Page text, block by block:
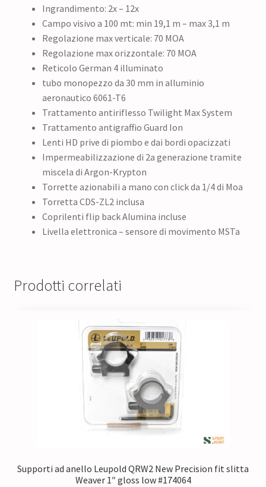
Ingrandimento: 2x – 12x
Campo visivo a 100 mt: min 19,1 m – max 3,1 m
Regolazione max verticale: 70 MOA
Regolazione max orizzontale: 70 MOA
Reticolo German 4 illuminato
tubo monopezzo da 30 mm in alluminio
aeronautico 6061-T6
Trattamento antiriflesso Twilight Max System
Trattamento antigraffio Guard Ion
Lenti HD prive di piombo e dai bordi opacizzati
Impermeabilizzazione di 2a generazione tramite
miscela di Argon-Krypton
Torrette azionabili a mano con click da 1/4 di Moa
Torretta CDS-ZL2 inclusa
Coprilenti flip back Alumina incluse
Livella elettronica – sensore di movimento MSTa
Prodotti correlati
Supporti ad anello Leupold QRW2 New Precision fit slitta
Weaver 1″ gloss low #174064